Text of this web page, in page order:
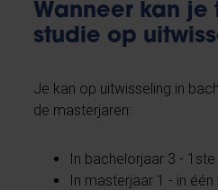
Wanneer kan je
studie op
Je kan op uitwisseling in
de masterjaren:
In bachelorjaar 3 -
In masterjaar 1 - in